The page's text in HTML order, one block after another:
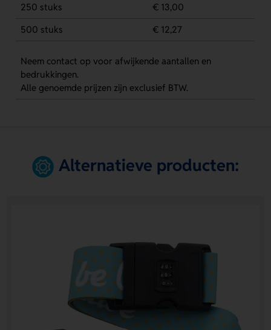
250 stuks
€ 13,00
500 stuks
€ 12,27
Neem contact op voor afwijkende aantallen en
bedrukkingen.
Alle genoemde prijzen zijn exclusief BTW.
Alternatieve producten: